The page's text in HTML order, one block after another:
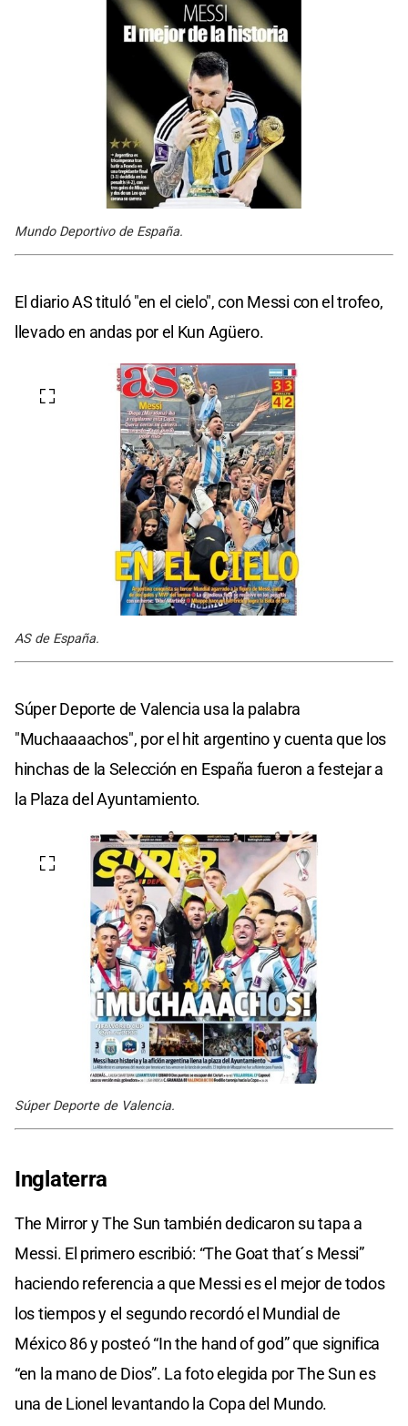
Mundo Deportivo de España.
El diario AS tituló "en el cielo", con Messi con el trofeo,
llevado en andas por el Kun Agüero.
AS de España.
Súper Deporte de Valencia usa la palabra
"Muchaaaachos", por el hit argentino y cuenta que los
hinchas de la Selección en España fueron a festejar a
la Plaza del Ayuntamiento.
Súper Deporte de Valencia.
Inglaterra
The Mirror y The Sun también dedicaron su tapa a
Messi. El primero escribió: “The Goat that´s Messi”
haciendo referencia a que Messi es el mejor de todos
los tiempos y el segundo recordó el Mundial de
México 86 y posteó “In the hand of god” que significa
“en la mano de Dios”. La foto elegida por The Sun es
una de Lionel levantando la Copa del Mundo.